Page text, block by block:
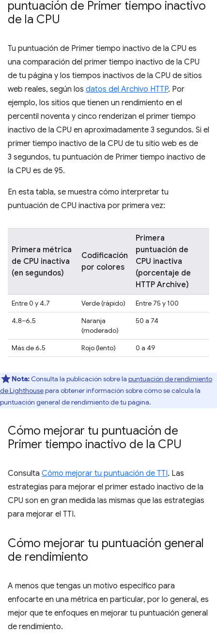
puntuación de Primer tiempo inactivo
de la CPU
Tu puntuación de Primer tiempo inactivo de la CPU es
una comparación del primer tiempo inactivo de la CPU
de tu página y los tiempos inactivos de la CPU de sitios
web reales, según los datos del Archivo HTTP. Por
ejemplo, los sitios que tienen un rendimiento en el
percentil noventa y cinco renderizan el primer tiempo
inactivo de la CPU en aproximadamente 3 segundos. Si el
primer tiempo inactivo de la CPU de tu sitio web es de
3 segundos, tu puntuación de Primer tiempo inactivo de
la CPU es de 95.
En esta tabla, se muestra cómo interpretar tu
puntuación de CPU inactiva por primera vez:
Primera métrica
de CPU inactiva
(en segundos)
Codificación
por colores
Primera
puntuación de
CPU inactiva
(porcentaje de
HTTP Archive)
Entre 0 y 4.7 Verde (rápido)
Entre 75 y 100
4.8–6.5
Naranja
(moderado)
50 a 74
Más de 6.5 Rojo (lento) 0 a 49
Nota: Consulta la publicación sobre la puntuación de rendimiento
de Lighthousepara obtener información sobre cómo se calcula la
puntuación general de rendimiento de tu página.
Cómo mejorar tu puntuación de
Primer tiempo inactivo de la CPU
Consulta Cómo mejorar tu puntuación de TTI. Las
estrategias para mejorar el primer estado inactivo de la
CPU son en gran medida las mismas que las estrategias
para mejorar el TTI.
Cómo mejorar tu puntuación general
de rendimiento
A menos que tengas un motivo específico para
enfocarte en una métrica en particular, por lo general, es
mejor que te enfoques en mejorar tu puntuación general
de rendimiento.